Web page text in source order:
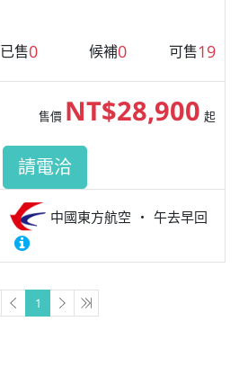
已售0 候補0 可售19
中國東方航空 午去早回
售價 NT$28,900 起
請電洽
1